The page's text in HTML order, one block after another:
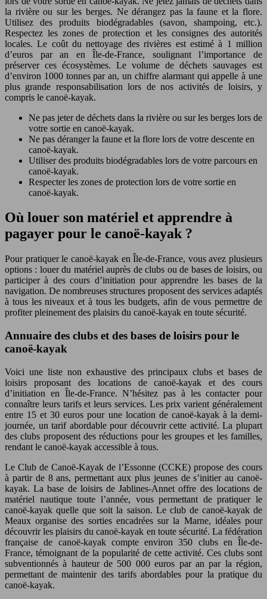
la rivière ou sur les berges. Ne dérangez pas la faune et la flore.
Utilisez des produits biodégradables (savon, shampoing, etc.).
Respectez les zones de protection et les consignes des autorités
locales. Le coût du nettoyage des rivières est estimé à 1 million
d’euros par an en Île-de-France, soulignant l’importance de
préserver ces écosystèmes. Le volume de déchets sauvages est
d’environ 1000 tonnes par an, un chiffre alarmant qui appelle à une
plus grande responsabilisation lors de nos activités de loisirs, y
compris le canoë-kayak.
Ne pas jeter de déchets dans la rivière ou sur les berges lors de
votre sortie en canoë-kayak.
Ne pas déranger la faune et la flore lors de votre descente en
canoë-kayak.
Utiliser des produits biodégradables lors de votre parcours en
canoë-kayak.
Respecter les zones de protection lors de votre sortie en
canoë-kayak.
Où louer son matériel et apprendre à
pagayer pour le canoë-kayak ?
Pour pratiquer le canoë-kayak en Île-de-France, vous avez plusieurs
options : louer du matériel auprès de clubs ou de bases de loisirs, ou
participer à des cours d’initiation pour apprendre les bases de la
navigation. De nombreuses structures proposent des services adaptés
à tous les niveaux et à tous les budgets, afin de vous permettre de
profiter pleinement des plaisirs du canoë-kayak en toute sécurité.
Annuaire des clubs et des bases de loisirs pour le
canoë-kayak
Voici une liste non exhaustive des principaux clubs et bases de
loisirs proposant des locations de canoë-kayak et des cours
d’initiation en Île-de-France. N’hésitez pas à les contacter pour
connaître leurs tarifs et leurs services. Les prix varient généralement
entre 15 et 30 euros pour une location de canoë-kayak à la demi-
journée, un tarif abordable pour découvrir cette activité. La plupart
des clubs proposent des réductions pour les groupes et les familles,
rendant le canoë-kayak accessible à tous.
Le Club de Canoë-Kayak de l’Essonne (CCKE) propose des cours
à partir de 8 ans, permettant aux plus jeunes de s’initier au canoë-
kayak. La base de loisirs de Jablines-Annet offre des locations de
matériel nautique toute l’année, vous permettant de pratiquer le
canoë-kayak quelle que soit la saison. Le club de canoë-kayak de
Meaux organise des sorties encadrées sur la Marne, idéales pour
découvrir les plaisirs du canoë-kayak en toute sécurité. La fédération
française de canoë-kayak compte environ 350 clubs en Île-de-
France, témoignant de la popularité de cette activité. Ces clubs sont
subventionnés à hauteur de 500 000 euros par an par la région,
permettant de maintenir des tarifs abordables pour la pratique du
canoë-kayak.